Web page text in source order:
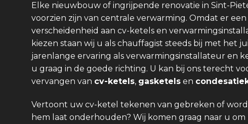
Elke nieuwbouw of ingrijpende renovatie in Sint-
voorzien zijn van centrale verwarming. Omdat er
verscheidenheid aan cv-ketels en
kiezen staan wij u als chauffagist steeds bij met het
jarenlange ervaring als verwarmingsinstallateur en
u graag in de goede richting. U kan bij ons terecht
vervangen van cv-ketels, gasketels en
Vertoont uw cv-ketel tekenen van gebreken of
hem laat onderhouden? Wij komen graag naar u